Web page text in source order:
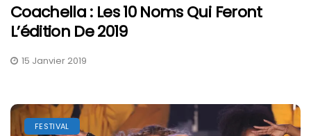
Coachella : Les 10 Noms Qui Feront
L’édition De 2019
15 Janvier 2019
FESTIVAL